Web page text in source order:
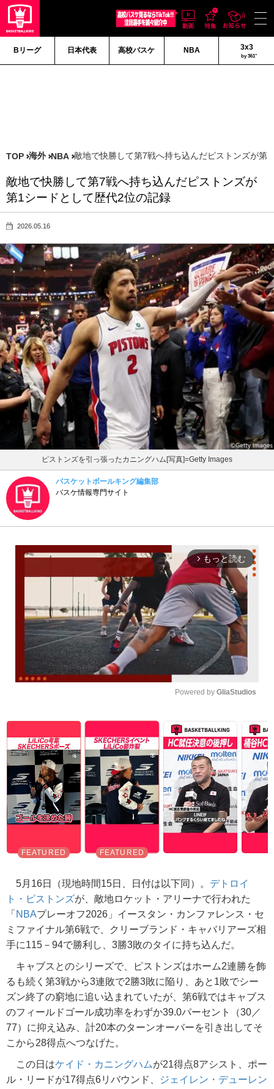
Bリーグ 日本代表 高校バスケ NBA 3x3
by 361°
TOP 海外 NBA 敵地で快勝して第7戦へ持ち込んだピストンズが第
敵地で快勝して第7戦へ持ち込んだピストンズが
第1シードとして歴代2位の記録
2026.05.16
ピストンズを引っ張ったカニングハム[写真]=Getty Images
バスケットボールキング編集部
バスケ情報専門サイト
arrow_forward_ios もっと読む
Powered by GliaStudios
5月16日（現地時間15日、日付は以下同）。 デトロイ
ト・ピストンズが、敵地ロケット・アリーナで行われた
「 NBAプレーオフ2026」イースタン・カンファレンス・セ
ミファイナル第6戦で、クリーブランド・キャバリアーズ相
手に115－94で勝利し、3勝3敗のタイに持ち込んだ。
キャブスとのシリーズで、ピストンズはホーム2連勝を飾
るも続く第3戦から3連敗で2勝3敗に陥り、あと1敗でシー
ズン終了の窮地に追い込まれていたが、第6戦ではキャブス
のフィールドゴール成功率をわずか39.0パーセント（30／
77）に抑え込み、計20本のターンオーバーを引き出してそ
こから28得点へつなげた。
この日はケイド・カニングハムが21得点8アシスト、ポー
ル・リードが17得点6リバウンド、
ジェイレン・デューレン